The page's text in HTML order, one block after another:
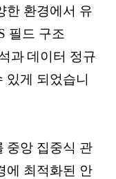
한 환경에서 유
필드 구조
과 데이터 정규
있게 되었습니
중앙 집중식 관
에 최적화된 안